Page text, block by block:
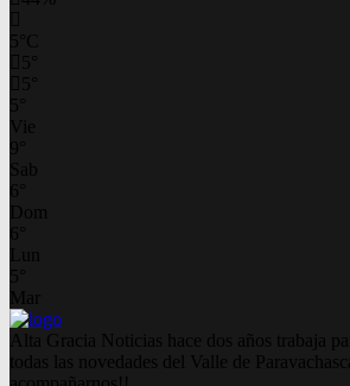
5 C
5
5
5
Vie
9
Sab
6
Dom
6
Lun
5
Mar
Alta Gracia Noticias hace dos años trabaja
todas las novedades del Valle de